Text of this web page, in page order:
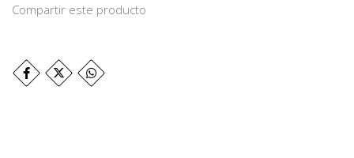
Compartir este producto